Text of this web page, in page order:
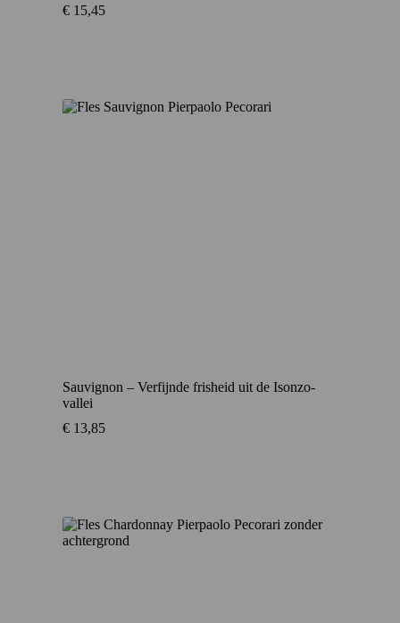
€ 15,45
Sauvignon – Verfijnde frisheid uit de Isonzo-
vallei
€ 13,85